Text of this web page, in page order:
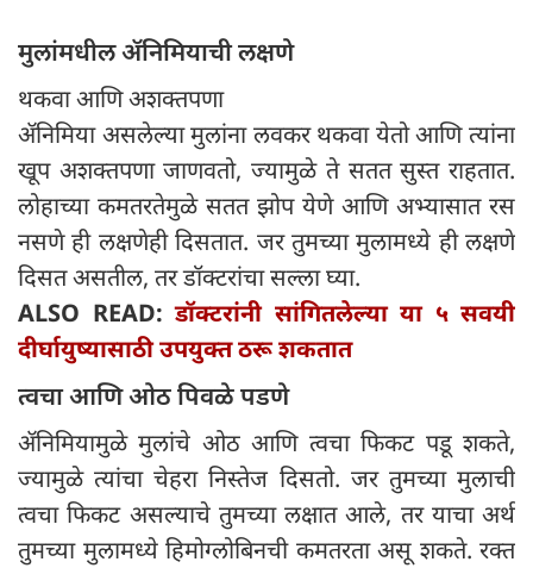
मुलांमधील ॲनिमियाची लक्षणे
थकवा आणि अशक्तपणा
ॲनिमिया असलेल्या मुलांना लवकर थकवा येतो आणि त्यांना
खूप अशक्तपणा जाणवतो, ज्यामुळे ते सतत सुस्त राहतात.
लोहाच्या कमतरतेमुळे सतत झोप येणे आणि अभ्यासात रस
नसणे ही लक्षणेही दिसतात. जर तुमच्या मुलामध्ये ही लक्षणे
दिसत असतील, तर डॉक्टरांचा सल्ला घ्या.
ALSO READ:डॉक्टरांनी सांगितलेल्या या ५ सवयी
दीर्घायुष्यासाठी उपयुक्त ठरू शकतात
त्वचा आणि ओठ पिवळे पडणे
ॲनिमियामुळे मुलांचे ओठ आणि त्वचा फिकट पडू शकते,
ज्यामुळे त्यांचा चेहरा निस्तेज दिसतो. जर तुमच्या मुलाची
त्वचा फिकट असल्याचे तुमच्या लक्षात आले, तर याचा अर्थ
तुमच्या मुलामध्ये हिमोग्लोबिनची कमतरता असू शकते. रक्त